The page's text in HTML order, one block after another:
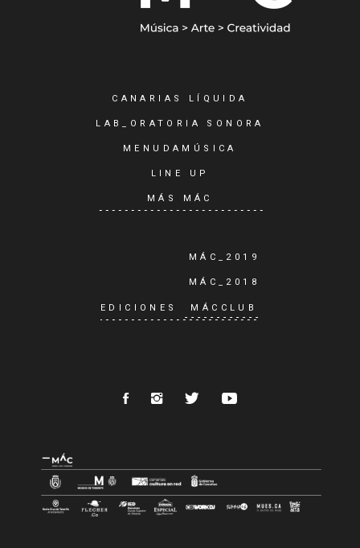
CANARIAS LÍQUIDA
LAB_ORATORIA SONORA
MENUDAMÚSICA
LINE UP
MÁS MÁC
EDICIONES
MÁC_2019
MÁC_2018
MÁCCLUB